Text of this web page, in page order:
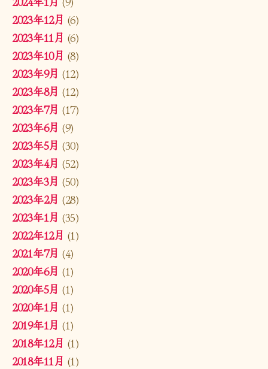
2023年12月 (6)
2023年11月 (6)
2023年10月 (8)
2023年9月 (12)
2023年8月 (12)
2023年7月 (17)
2023年6月 (9)
2023年5月 (30)
2023年4月 (52)
2023年3月 (50)
2023年2月 (28)
2023年1月 (35)
2022年12月 (1)
2021年7月 (4)
2020年6月 (1)
2020年5月 (1)
2020年1月 (1)
2019年1月 (1)
2018年12月 (1)
2018年11月 (1)